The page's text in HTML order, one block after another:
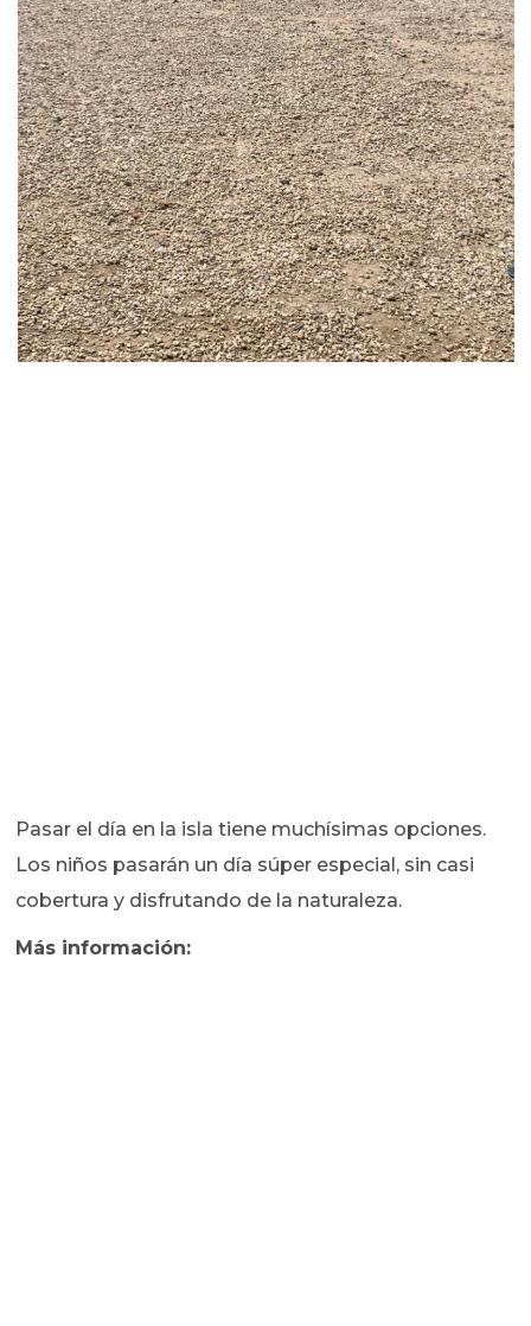
Pasar el día en la isla tiene muchísimas opciones.
Los niños pasarán un día súper especial, sin casi
cobertura y disfrutando de la naturaleza.
Más información: